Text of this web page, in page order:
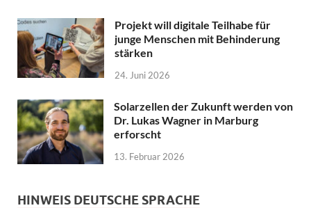
Projekt will digitale Teilhabe für
junge Menschen mit Behinderung
stärken
24. Juni 2026
Solarzellen der Zukunft werden von
Dr. Lukas Wagner in Marburg
erforscht
13. Februar 2026
HINWEIS DEUTSCHE SPRACHE